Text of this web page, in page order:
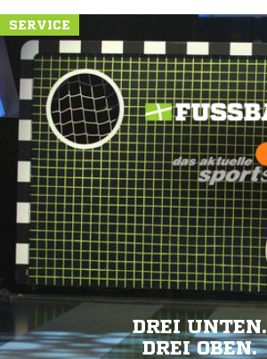
SERVICE
DREI UNTEN.
DREI OBEN.